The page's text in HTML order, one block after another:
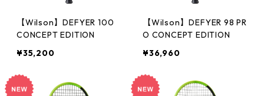
【Wilson】DEFYER 100
CONCEPT EDITION
¥35,200
【Wilson】DEFYER 98 PR
O CONCEPT EDITION
¥36,960